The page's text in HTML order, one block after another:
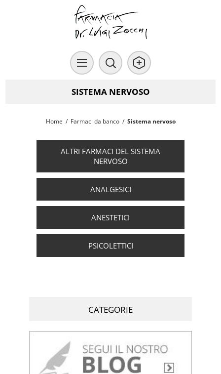
SISTEMA NERVOSO
Home / Farmaci da banco / Sistema nervoso
ALTRI FARMACI DEL SISTEMA
NERVOSO
ANALGESICI
ANESTETICI
PSICOLETTICI
CATEGORIE